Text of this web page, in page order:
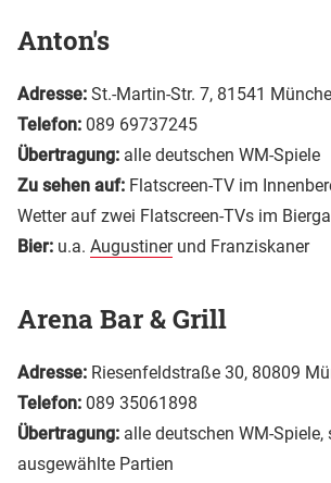
Anton's
Adresse: St.-Martin-Str. 7, 81541
Telefon: 089 69737245
Übertragung: alle deutschen WM-Spiele
Zu sehen auf: Flatscreen-TV im
Wetter auf zwei Flatscreen-TVs im
Bier: u.a. Augustinerund Franziskaner
Arena Bar & Grill
Adresse: Riesenfeldstraße 30, 80809
Telefon: 089 35061898
Übertragung: alle deutschen WM-Spiele,
ausgewählte Partien